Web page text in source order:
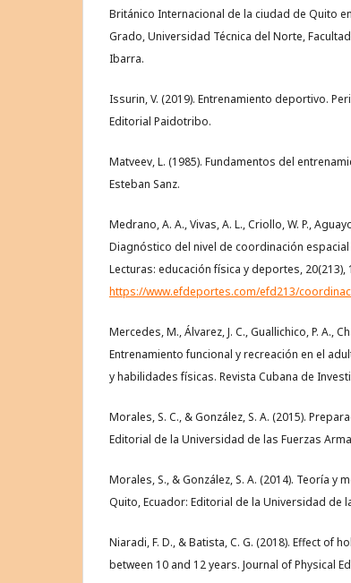
Británico Internacional de la ciudad de Quito
Grado, Universidad Técnica del Norte,
Ibarra.
Issurin, V. (2019). Entrenamiento deportivo.
Editorial Paidotribo.
Matveev, L. (1985). Fundamentos del
Esteban Sanz.
Medrano, A. A., Vivas, A. L., Criollo, W. P.,
Diagnóstico del nivel de coordinación
Lecturas: educación física y deportes, 20(213),
https://www.efdeportes.com/efd213/
Mercedes, M., Álvarez, J. C., Guallichico, P. A.,
Entrenamiento funcional y recreación en el
y habilidades físicas. Revista Cubana de
Morales, S. C., & González, S. A. (2015).
Editorial de la Universidad de las Fuerzas
Morales, S., & González, S. A. (2014). Teoría y
Quito, Ecuador: Editorial de la Universidad de
Niaradi, F. D., & Batista, C. G. (2018). Effect of
between 10 and 12 years. Journal of Physical